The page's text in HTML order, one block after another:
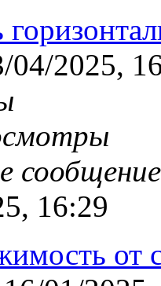
04/2025,
16:29
от